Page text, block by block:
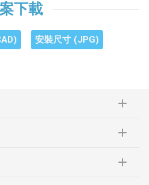
下載
安裝尺寸 (JPG)